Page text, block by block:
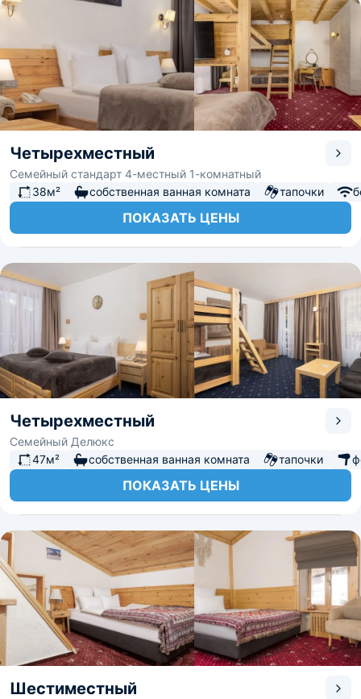
Четырехместный
Семейный стандарт 4-местный 1-комнатный
38м²
собственная ванная комната тапочки
ПОКАЗАТЬ ЦЕНЫ
Четырехместный
Семейный Делюкс
47м²
собственная ванная комната тапочки
ПОКАЗАТЬ ЦЕНЫ
Шестиместный